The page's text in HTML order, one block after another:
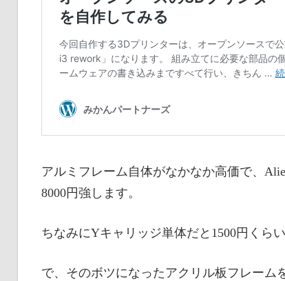
アルミフレーム自体がなかなか高価で、
8000円強します。
ちなみにYキャリッジ単体だと1500円くら
で、そのボツになったアクリル板フレーム